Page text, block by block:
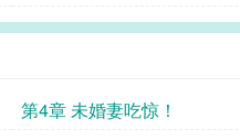
第4章 未婚妻吃惊！